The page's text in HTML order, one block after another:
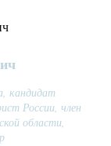
кандидат
России, член
области,